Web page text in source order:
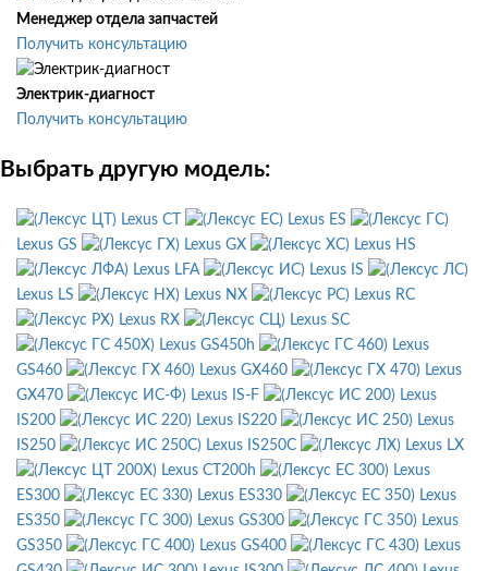
Менеджер отдела запчастей
Получить консультацию
Электрик-диагност
Получить консультацию
Выбрать другую модель:
Lexus CT
Lexus ES
Lexus GS
Lexus GX
Lexus HS
Lexus LFA
Lexus IS
Lexus LS
Lexus NX
Lexus RC
Lexus RX
Lexus SC
Lexus GS450h
Lexus
GS460
Lexus GX460
Lexus
GX470
Lexus IS-F
Lexus
IS200
Lexus IS220
Lexus
IS250
Lexus IS250C
Lexus LX
Lexus CT200h
Lexus
ES300
Lexus ES330
Lexus
ES350
Lexus GS300
Lexus
GS350
Lexus GS400
Lexus